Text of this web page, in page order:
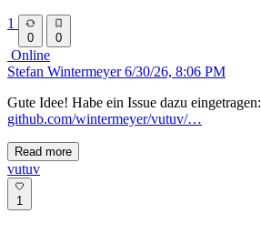
1
0 0
Online
Stefan Wintermeyer6/30/26, 8:06 PM
Gute Idee! Habe ein Issue dazu eingetragen:
github.com/wintermeyer/vutuv/…
Read more
vutuv
1